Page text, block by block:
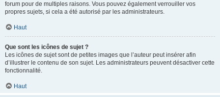
forum pour de multiples raisons. Vous pouvez également verrouiller vos
propres sujets, si cela a été autorisé par les administrateurs.
Haut
Que sont les icônes de sujet ?
Les icônes de sujet sont de petites images que l’auteur peut insérer afin
d’illustrer le contenu de son sujet. Les administrateurs peuvent désactiver cette
fonctionnalité.
Haut